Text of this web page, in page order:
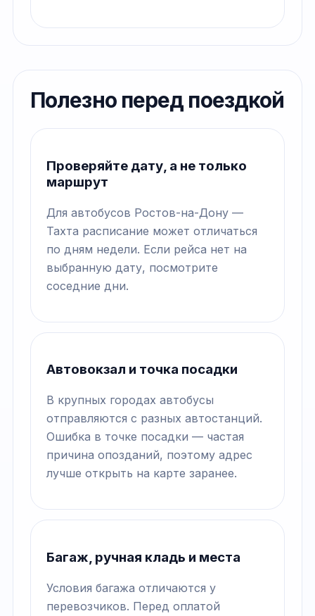
Полезно перед поездкой
Проверяйте дату, а не только
маршрут
Для автобусов Ростов-на-Дону —
Тахта расписание может отличаться
по дням недели. Если рейса нет на
выбранную дату, посмотрите
соседние дни.
Автовокзал и точка посадки
В крупных городах автобусы
отправляются с разных автостанций.
Ошибка в точке посадки — частая
причина опозданий, поэтому адрес
лучше открыть на карте заранее.
Багаж, ручная кладь и места
Условия багажа отличаются у
перевозчиков. Перед оплатой